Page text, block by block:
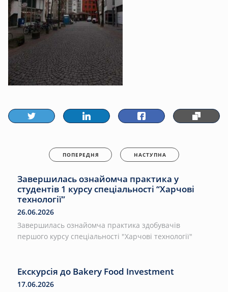
ПОПЕРЕДНЯ НАСТУПНА
Завершилась ознайомча практика у
студентів 1 курсу спеціальності “Харчові
технології”
26.06.2026
Завершилась ознайомча практика здобувачів
першого курсу спеціальності "Харчові технології"
Екскурсія до Bakery Food Investment
17.06.2026